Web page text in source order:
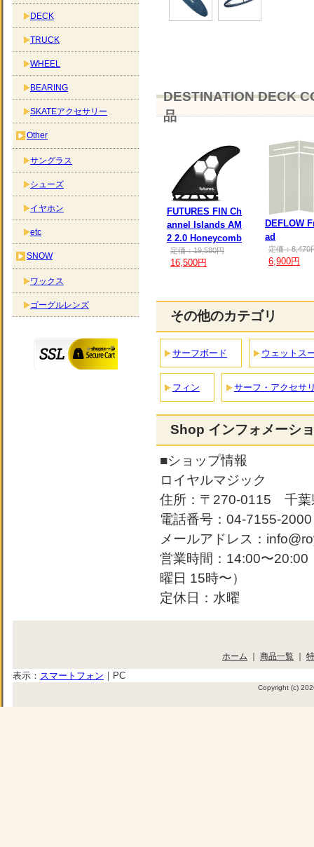
DESTINATION DECK
品
FUTURES FIN Ch
annel Islands AM
2 2.0 Honeycomb
定価：19,580円
16,500円
DEFLOW
ad
定価：8,470
6,900円
その他のカテゴリ
サーフボード ウェットス
フィン サーフ・アクセサ
Shop インフォメーシ
■ショップ情報
ロイヤルマジック
住所：〒270-0115 千葉
電話番号：04-7155-2000
メールアドレス：
営業時間：14:00〜20:00
曜日 15時〜）
定休日：水曜
DECK
TRUCK
WHEEL
BEARING
SKATEアクセサリー
Other
サングラス
シューズ
イヤホン
etc
SNOW
ワックス
ゴーグルレンズ
ホーム ｜ 商品一覧 ｜
表示： スマートフォン ｜ PC
Copyright (c)